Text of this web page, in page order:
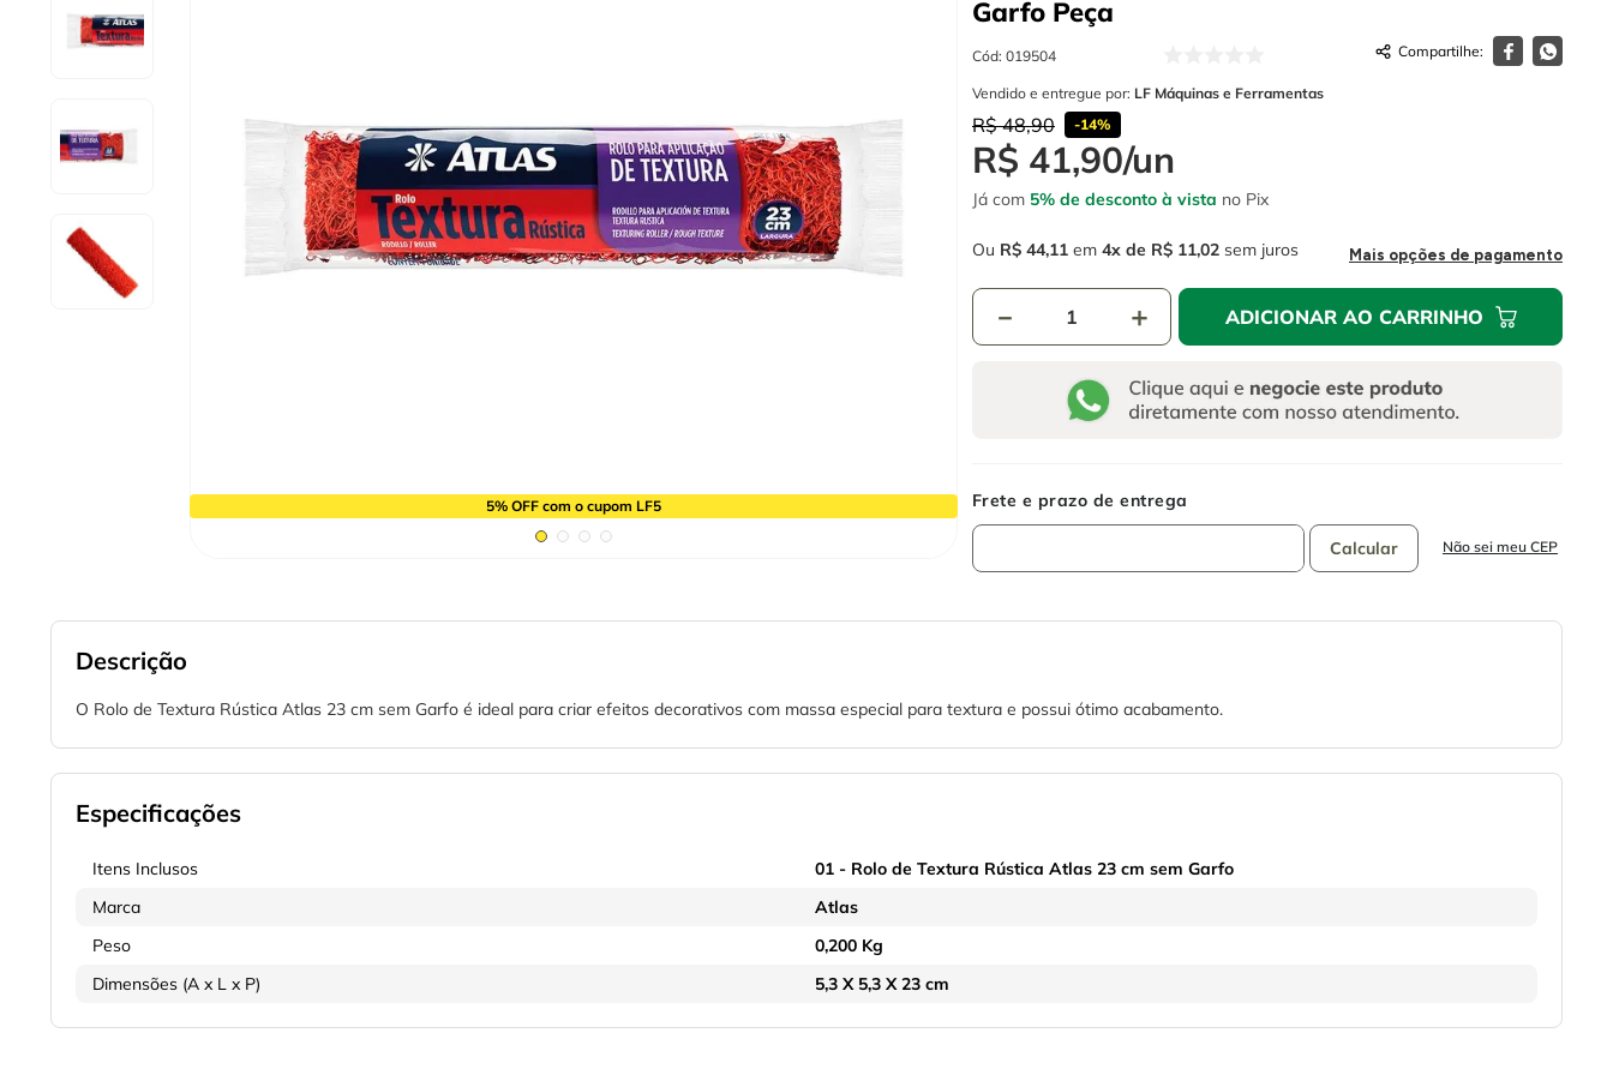
5% OFF com o cupom LF5
Garfo Peça
Cód: 019504
Vendido e entregue por: LF Máquinas e Ferramentas
R$ 48,90 -14%
R$ 41,90/un
Já com 5% de desconto à vista no Pix
Ou R$ 44,11 em 4 R$ 11,02 sem juros Mais opções de pagamento
＋
－ ADICIONAR AO CARRINHO
Não sei meu CEP
Descrição
O Rolo de Textura Rústica Atlas 23 cm sem Garfo é ideal para criar efeitos decorativos com massa especial para textura e possui ótimo acabamento.
Especificações
Itens Inclusos
01 - Rolo de Textura Rústica Atlas 23 cm sem Garfo
Marca
Atlas
Peso
0,200 Kg
Dimensões (A x L x P)
5,3 X 5,3 X 23 cm
chave impacto